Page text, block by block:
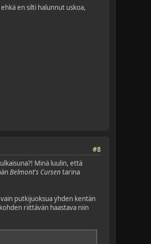
en silti halunnut uskoa,
#8
Minä luulin, että
Belmont's Cursen tarina
putkijuoksua yhden kentän
riittävän haastava niin